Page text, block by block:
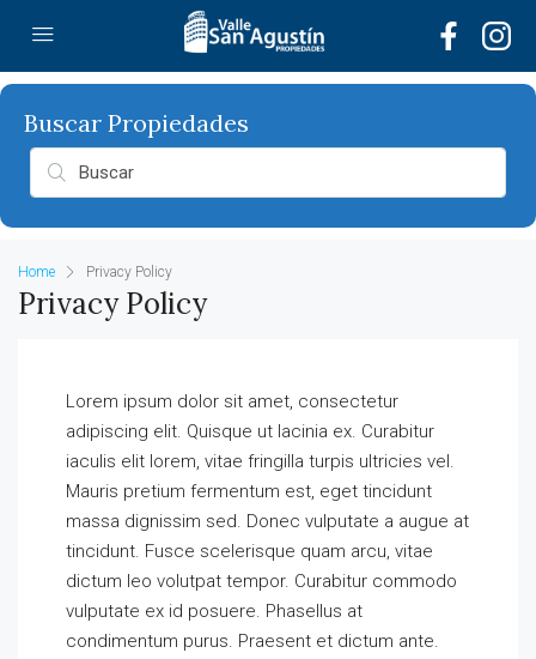
Home Privacy Policy
Privacy Policy
Lorem ipsum dolor sit amet, consectetur
adipiscing elit. Quisque ut lacinia ex. Curabitur
iaculis elit lorem, vitae fringilla turpis ultricies vel.
Mauris pretium fermentum est, eget tincidunt
massa dignissim sed. Donec vulputate a augue at
tincidunt. Fusce scelerisque quam arcu, vitae
dictum leo volutpat tempor. Curabitur commodo
vulputate ex id posuere. Phasellus at
condimentum purus. Praesent et dictum ante.